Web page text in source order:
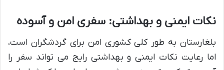
نکات ایمنی و بهداشتی: سفری امن و آسوده
بلغارستان به طور کلی کشوری امن برای گردشگران است،
اما رعایت نکات ایمنی و بهداشتی رایج می تواند سفر را